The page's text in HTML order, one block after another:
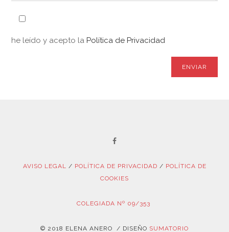
he leído y acepto la Política de Privacidad
AVISO LEGAL / POLÍTICA DE PRIVACIDAD / POLÍTICA DE
COOKIES
COLEGIADA Nº 09/353
© 2018 ELENA ANERO / DISEÑO SUMATORIO